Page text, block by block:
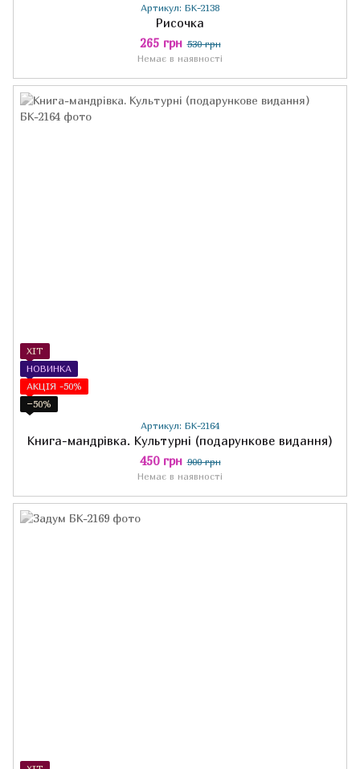
Артикул: БК-2138
Рисочка
265 грн 530 грн
Немає в наявності
ХІТ
НОВИНКА
АКЦІЯ -50%
−50%
Артикул: БК-2164
Книга-мандрівка. Культурні (подарункове видання)
450 грн 900 грн
Немає в наявності